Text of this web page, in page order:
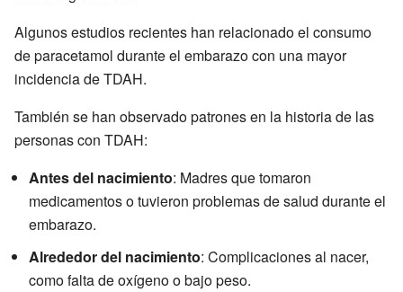
Algunos estudios recientes han relacionado el consumo
de paracetamol durante el embarazo con una mayor
incidencia de TDAH.
También se han observado patrones en la historia de las
personas con TDAH:
Antes del nacimiento: Madres que tomaron
medicamentos o tuvieron problemas de salud durante el
embarazo.
Alrededor del nacimiento: Complicaciones al nacer,
como falta de oxígeno o bajo peso.